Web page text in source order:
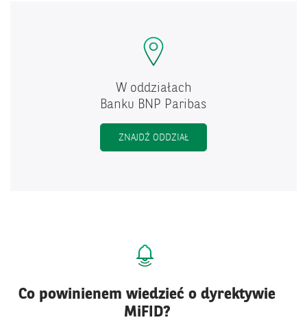
W oddziałach
Banku BNP Paribas
ZNAJDŹ ODDZIAŁ
Co powinienem wiedzieć o dyrektywie
MiFID?